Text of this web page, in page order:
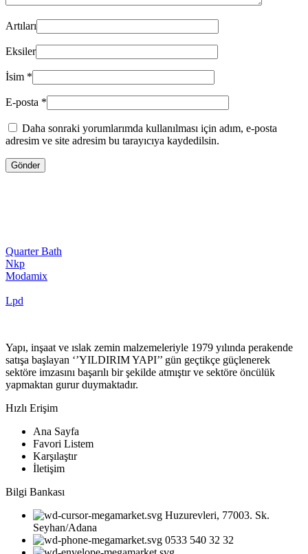
Artıları
Eksiler
İsim *
E-posta *
Daha sonraki yorumlarımda kullanılması için adım, e-posta
adresim ve site adresim bu tarayıcıya kaydedilsin.
Quarter Bath
Nkp
Modamix
Lpd
Yapı, inşaat ve ıslak zemin malzemeleriyle 1979 yılında perakende
satışa başlayan ‘’YILDIRIM YAPI’’ gün geçtikçe güçlenerek
sektöre imzasını başarılı bir şekilde atmıştır ve sektöre öncülük
yapmaktan gurur duymaktadır.
Hızlı Erişim
Ana Sayfa
Favori Listem
Karşılaştır
İletişim
Bilgi Bankası
Huzurevleri, 77003. Sk.
Seyhan/Adana
0533 540 32 32